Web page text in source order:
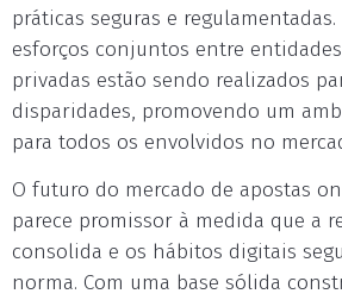
práticas seguras e
esforços conjuntos entre
privadas estão sendo realizados
disparidades, promovendo um
para todos os envolvidos no
O futuro do mercado de apostas
parece promissor à medida que a
consolida e os hábitos digitais
norma. Com uma base sólida